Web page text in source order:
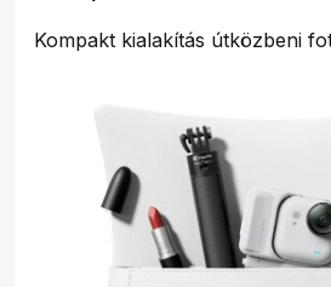
Kompakt kialakítás útközbeni